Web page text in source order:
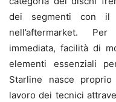
dei segmenti con il
nell’aftermarket.
immediata, facilità di
elementi essenziali
Starline nasce
lavoro dei tecnici